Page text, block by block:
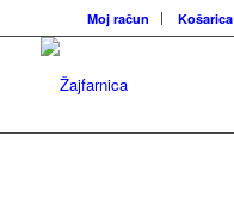
Moj račun Košarica